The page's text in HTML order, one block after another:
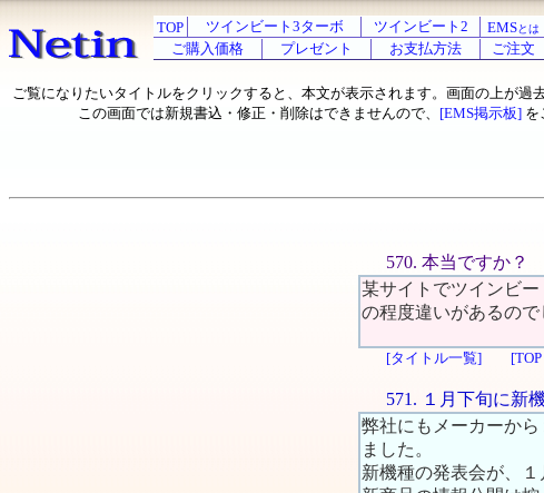
TOP ツインビート3ターボ ツインビート2 EMSとは
ご購入価格
プレゼント お支払方法 ご注文
ご覧になりたいタイトルをクリックすると、本文が表示されます。画面の上が過
この画面では新規書込・修正・削除はできませんので、 [EMS掲示板] を
570. 本当ですか？
某サイトでツインビ
の程度違いがあるの
[タイトル一覧]
571. １月下旬に新
弊社にもメーカーか
ました。
新機種の発表会が、